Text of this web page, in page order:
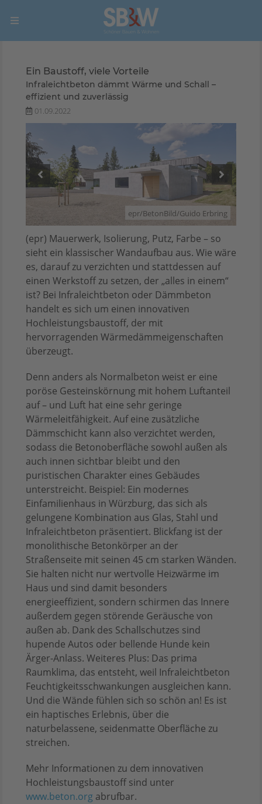
Ein Baustoff, viele Vorteile
Infraleichtbeton dämmt Wärme und Schall –
effizient und zuverlässig
01.09.2022
epr/BetonBild/Guido Erbring
(epr) Mauerwerk, Isolierung, Putz, Farbe – so
sieht ein klassischer Wandaufbau aus. Wie wäre
es, darauf zu verzichten und stattdessen auf
einen Werkstoff zu setzen, der „alles in einem“
ist? Bei Infraleichtbeton oder Dämmbeton
handelt es sich um einen innovativen
Hochleistungsbaustoff, der mit
hervorragenden Wärmedämmeigenschaften
überzeugt.
Denn anders als Normalbeton weist er eine
poröse Gesteinskörnung mit hohem Luftanteil
auf – und Luft hat eine sehr geringe
Wärmeleitfähigkeit. Auf eine zusätzliche
Dämmschicht kann also verzichtet werden,
sodass die Betonoberfläche sowohl außen als
auch innen sichtbar bleibt und den
puristischen Charakter eines Gebäudes
unterstreicht. Beispiel: Ein modernes
Einfamilienhaus in Würzburg, das sich als
gelungene Kombination aus Glas, Stahl und
Infraleichtbeton präsentiert. Blickfang ist der
monolithische Betonkörper an der
Straßenseite mit seinen 45 cm starken Wänden.
Sie halten nicht nur wertvolle Heizwärme im
Haus und sind damit besonders
energieeffizient, sondern schirmen das Innere
außerdem gegen störende Geräusche von
außen ab. Dank des Schallschutzes sind
hupende Autos oder bellende Hunde kein
Ärger-Anlass. Weiteres Plus: Das prima
Raumklima, das entsteht, weil Infraleichtbeton
Feuchtigkeitsschwankungen ausgleichen kann.
Und die Wände fühlen sich so schön an! Es ist
ein haptisches Erlebnis, über die
naturbelassene, seidenmatte Oberfläche zu
streichen.
Mehr Informationen zu dem innovativen
Hochleistungsbaustoff sind unter
www.beton.org abrufbar.